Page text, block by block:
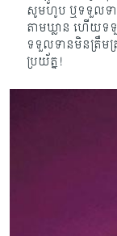
សូមហូប ឬទទួលទា
តាមឃ្លាន ហើយ
ទទួលទានមិនត្រឹម
ប្រយ័ត្ន!